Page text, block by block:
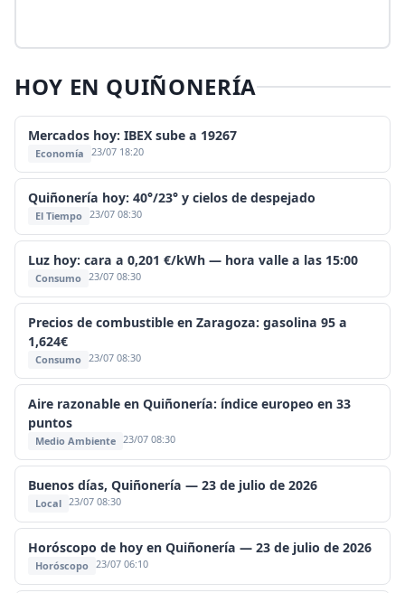
HOY EN QUIÑONERÍA
Mercados hoy: IBEX sube a 19267
Economía 23/07 18:20
Quiñonería hoy: 40°/23° y cielos de despejado
El Tiempo 23/07 08:30
Luz hoy: cara a 0,201 €/kWh — hora valle a las 15:00
Consumo 23/07 08:30
Precios de combustible en Zaragoza: gasolina 95 a
1,624€
Consumo 23/07 08:30
Aire razonable en Quiñonería: índice europeo en 33
puntos
Medio Ambiente 23/07 08:30
Buenos días, Quiñonería — 23 de julio de 2026
Local 23/07 08:30
Horóscopo de hoy en Quiñonería — 23 de julio de 2026
Horóscopo 23/07 06:10